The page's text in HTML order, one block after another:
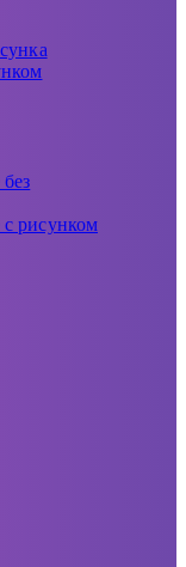
рисунком